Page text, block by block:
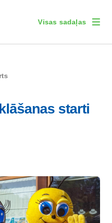
Visas sadaļas
starti